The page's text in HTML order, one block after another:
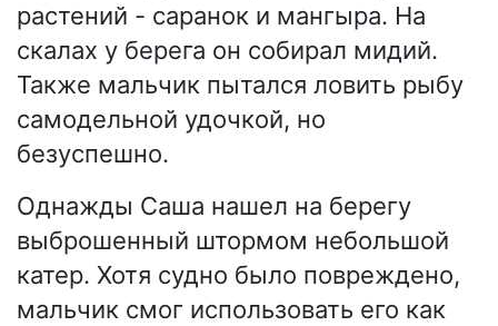
растений - саранок и мангыра. На
скалах у берега он собирал мидий.
Также мальчик пытался ловить рыбу
самодельной удочкой, но
безуспешно.
Однажды Саша нашел на берегу
выброшенный штормом небольшой
катер. Хотя судно было повреждено,
мальчик смог использовать его как